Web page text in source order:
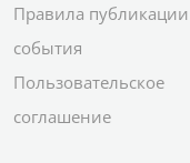
Правила публикации
события
Пользовательское
соглашение